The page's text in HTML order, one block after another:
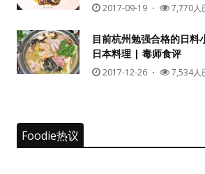
没帐号？注册一
2017-09-19 ・ 7,770人
目前杭州勉强合格的日
日本料理 | 毒师食评
2017-12-26 ・ 7,534人
Foodie热议